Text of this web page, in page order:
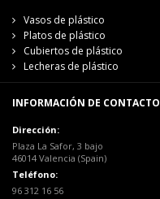
Vasos de plástico
Platos de plástico
Cubiertos de plástico
Lecheras de plástico
INFORMACIÓN DE CONTACTO
Dirección:
Plaza La Safor, 3 bajo
46014 Valencia (Spain)
Teléfono:
96 312 16 56